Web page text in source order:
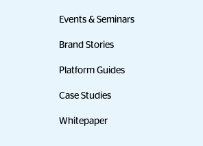
Events & Seminars
Brand Stories
Platform Guides
Case Studies
Whitepaper